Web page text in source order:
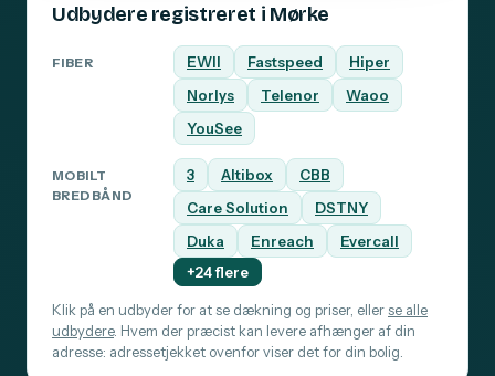
Udbydere registreret i Mørke
FIBER EWII Fastspeed
Hiper
Norlys
Telenor
Waoo
YouSee
MOBILT
BREDBÅND
3 Altibox
CBB
Care Solution
DSTNY
Duka
Enreach
Evercall
+24 flere
Klik på en udbyder for at se dækning og priser, eller se alle
udbydere. Hvem der præcist kan levere afhænger af din
adresse: adressetjekket ovenfor viser det for din bolig.